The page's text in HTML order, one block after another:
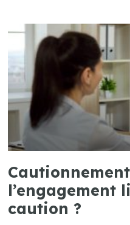
l’engagement
caution ?